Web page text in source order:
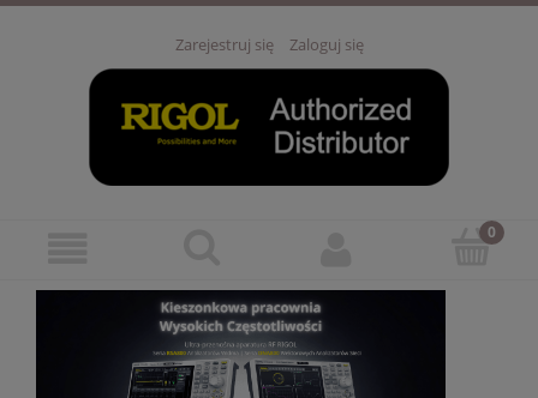
Zarejestruj się Zaloguj się